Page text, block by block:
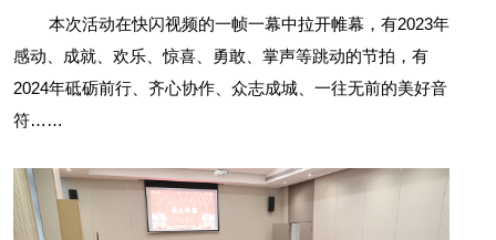
本次活动在快闪视频的一帧一幕中拉开帷幕，有2023年
感动、成就、欢乐、惊喜、勇敢、掌声等跳动的节拍，有
2024年砥砺前行、齐心协作、众志成城、一往无前的美好音
符……